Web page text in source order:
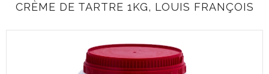
CRÈME DE TARTRE 1KG, LOUIS FRANÇOIS